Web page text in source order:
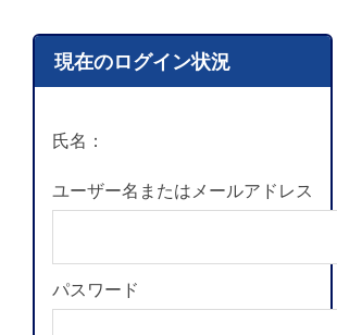
現在のログイン状況
氏名：
ユーザー名またはメールアドレス
パスワード